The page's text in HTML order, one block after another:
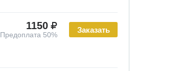
Заказать
1150
Предоплата 50%